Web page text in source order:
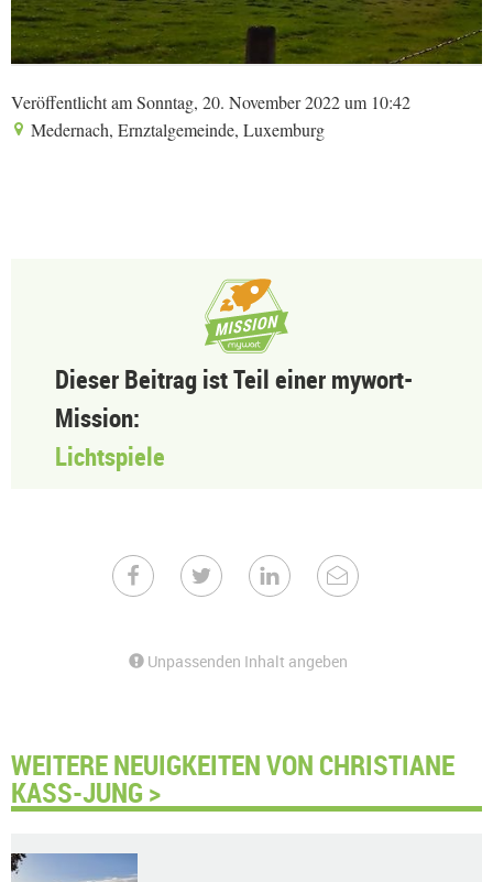
Veröffentlicht am Sonntag, 20. November 2022 um 10:42
Medernach, Ernztalgemeinde, Luxemburg
Dieser Beitrag ist Teil einer mywort-
Mission:
Lichtspiele
Unpassenden Inhalt angeben
WEITERE NEUIGKEITEN VON CHRISTIANE
KASS-JUNG >